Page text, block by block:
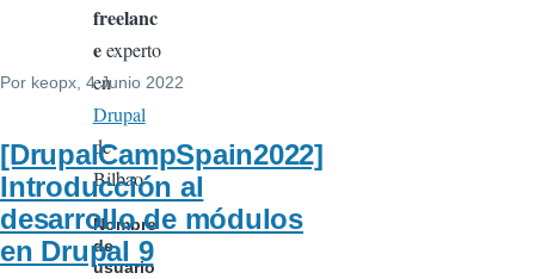
Por keopx , 4 Junio 2022
[DrupalCampSpain2022]
Introducción al
desarrollo de módulos
en Drupal 9
freelanc
eexperto
en
Drupal
de
Bilbao
Nombre
de
usuario